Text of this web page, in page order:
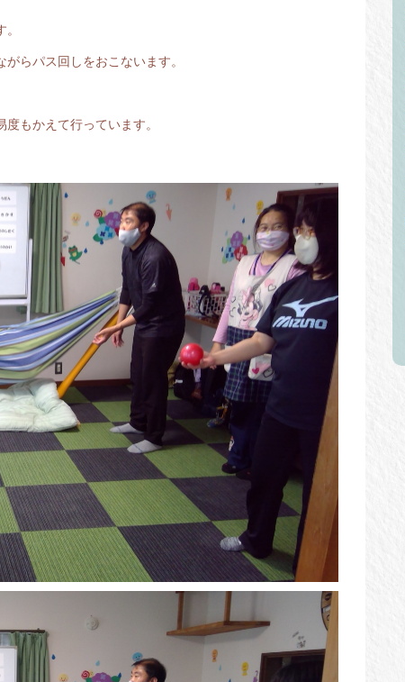
らパス回しをおこないます。
もかえて行っています。